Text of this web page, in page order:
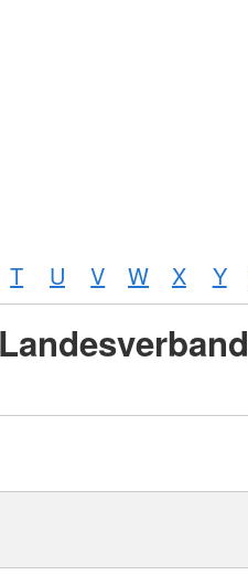
T U V W X Y